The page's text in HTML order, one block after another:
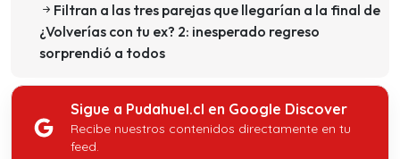
Filtran a las tres parejas que llegarían a la final de
¿Volverías con tu ex? 2: inesperado regreso
sorprendió a todos
Sigue a Pudahuel.cl en Google Discover
Recibe nuestros contenidos directamente en tu
feed.